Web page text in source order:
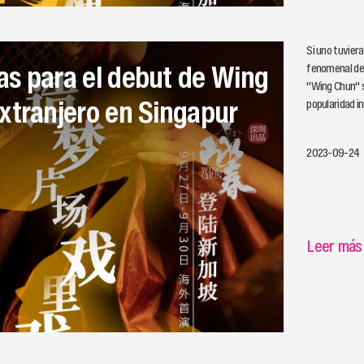
en Singapur
Si uno
fenomenal
"Wing Chun"
popularidad
2023-09-24
Leer más